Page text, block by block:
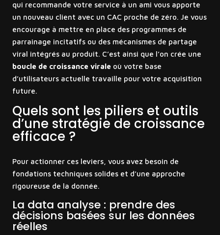
qui recommande votre service à un ami vous apporte
un nouveau client avec un CAC proche de zéro. Je vous
encourage à mettre en place des programmes de
parrainage incitatifs ou des mécanismes de partage
viral intégrés au produit. C’est ainsi que l’on crée une
boucle de croissance viraleoù votre base
d’utilisateurs actuelle travaille pour votre acquisition
future.
Quels sont les piliers et outils
d’une stratégie de croissance
efficace ?
Pour actionner ces leviers, vous avez besoin de
fondations techniques solides et d’une approche
rigoureuse de la donnée.
La data analyse : prendre des
décisions basées sur les données
réelles